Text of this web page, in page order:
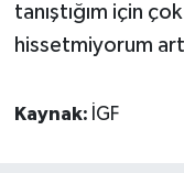
tanıştığım için
hissetmiyorum
Kaynak: İGF